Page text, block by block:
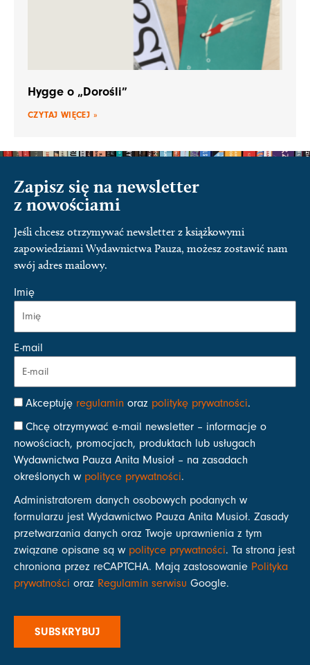
Hygge o „Dorośli”
CZYTAJ WIĘCEJ »
Zapisz się na newsletter
z nowościami
Jeśli chcesz otrzymywać newsletter z książkowymi
zapowiedziami Wydawnictwa Pauza, możesz zostawić nam
swój adres mailowy.
Imię
E-mail
Akceptuję regulamin oraz politykę prywatności.
Chcę otrzymywać e-mail newsletter – informacje o
nowościach, promocjach, produktach lub usługach
Wydawnictwa Pauza Anita Musioł – na zasadach
określonych w polityce prywatności.
Administratorem danych osobowych podanych w
formularzu jest Wydawnictwo Pauza Anita Musioł. Zasady
przetwarzania danych oraz Twoje uprawnienia z tym
związane opisane są w polityce prywatności. Ta strona jest
chroniona przez reCAPTCHA. Mają zastosowanie Polityka
prywatności oraz Regulamin serwisu Google.
SUBSKRYBUJ